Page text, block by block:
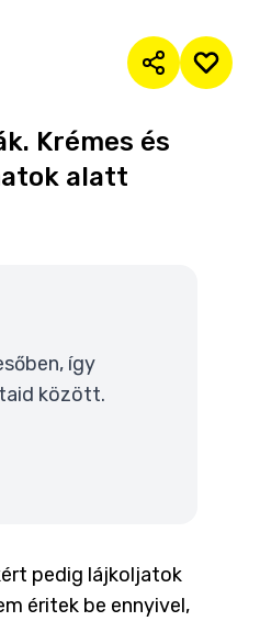
Krémes és
alatt
így
között.
pedig lájkoljatok
éritek be ennyivel,